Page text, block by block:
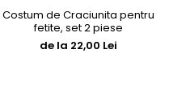
Costum de Craciunita pentru
fetite, set 2 piese
de la 22,00 Lei